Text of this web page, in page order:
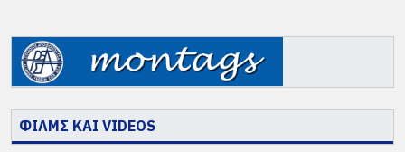
ΦΙΛΜΣ ΚΑΙ VIDEOS